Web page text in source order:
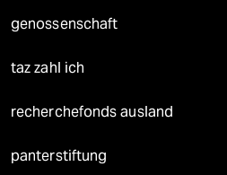
genossenschaft
taz zahl ich
recherchefonds ausland
panterstiftung